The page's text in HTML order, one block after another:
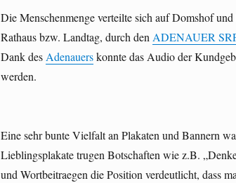
Die Menschenmenge verteilte sich auf Domshof
Rathaus bzw. Landtag, durch denADENAUER
Dank desAdenauerskonnte das Audio der
werden.
Eine sehr bunte Vielfalt an Plakaten und Bannern
Lieblingsplakate trugen Botschaften wie z.B.
und Wortbeitraegen die Position verdeutlicht, dass